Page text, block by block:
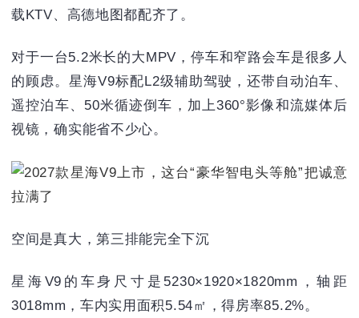
载KTV、高德地图都配齐了。
对于一台5.2米长的大MPV，停车和窄路会车是很多人
的顾虑。星海V9标配L2级辅助驾驶，还带自动泊车、
遥控泊车、50米循迹倒车，加上360°影像和流媒体后
视镜，确实能省不少心。
空间是真大，第三排能完全下沉
星海V9的车身尺寸是5230×1920×1820mm，轴距
3018mm，车内实用面积5.54㎡，得房率85.2%。